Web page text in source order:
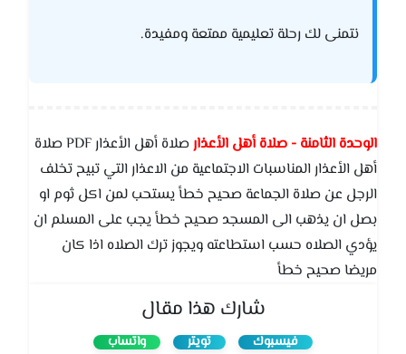
نتمنى لك رحلة تعليمية ممتعة ومفيدة.
الوحدة الثامنة - صلاة أهل الأعذار
صلاة أهل الأعذار PDF صلاة
أهل الأعذار المناسبات الاجتماعية من الاعذار التي تبيح تخلف
الرجل عن صلاة الجماعة صحيح خطأ يستحب لمن اكل ثوم او
بصل ان يذهب الى المسجد صحيح خطأ يجب على المسلم ان
يؤدي الصلاه حسب استطاعته ويجوز ترك الصلاه اذا كان
مريضا صحيح خطأ
شارك هذا مقال
فيسبوك تويتر واتساب